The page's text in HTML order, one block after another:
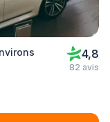
4,8
82 avis